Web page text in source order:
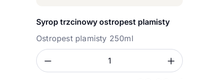
Syrop trzcinowy ostropest plamisty
Ostropest plamisty 250ml
Zmniejsz ilość